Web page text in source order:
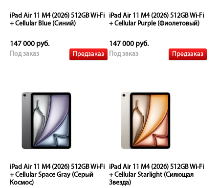
iPad Air 11 M4 (2026) 512GB Wi-Fi
+ Cellular Blue (Синий)
147 000 руб.
Под заказ Предзаказ
iPad Air 11 M4 (2026) 512GB Wi-Fi
+ Cellular Purple (Фиолетовый)
147 000 руб.
Под заказ Предзаказ
iPad Air 11 M4 (2026) 512GB Wi-Fi
+ Cellular Space Gray (Серый
Космос)
iPad Air 11 M4 (2026) 512GB Wi-Fi
+ Cellular Starlight (Сияющая
Звезда)